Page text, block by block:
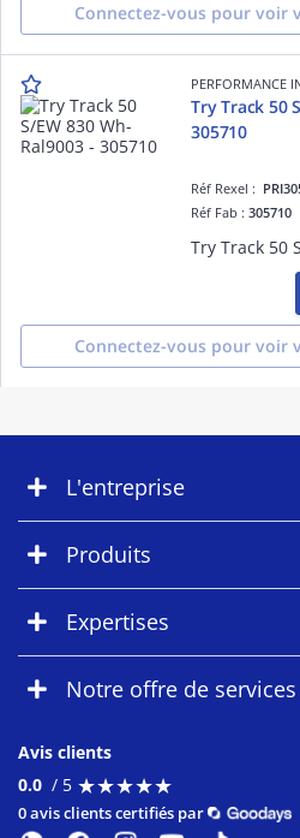
Connectez-vous pour voir
PERFORMANCE
Try Track 50
305710
Réf Rexel :
Réf Fab :305710
Connectez-vous pour voir
L'entreprise
Produits
Expertises
Notre offre de services
Avis clients
0.0 / 5 ★★★★★
★★★★★
0 avis clients certifiés par